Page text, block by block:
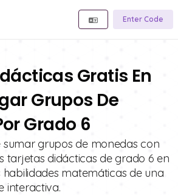
Enter Code
Gratis En
Grupos De
Grado 6
sumar grupos de monedas con
tarjetas didácticas de grado 6 en
habilidades matemáticas de una
interactiva.